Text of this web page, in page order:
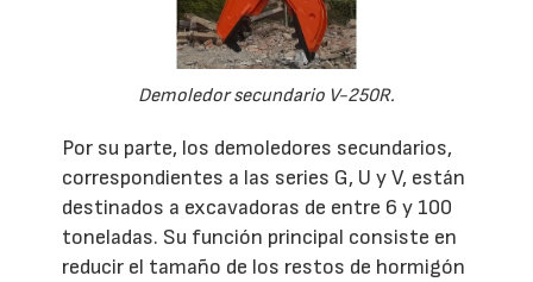
Demoledor secundario V-250R.
Por su parte, los demoledores secundarios,
correspondientes a las series G, U y V, están
destinados a excavadoras de entre 6 y 100
toneladas. Su función principal consiste en
reducir el tamaño de los restos de hormigón